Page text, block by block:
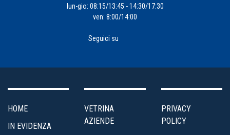
lun-gio: 08:15/13:45 - 14:30/17:30
ven: 8:00/14:00
Seguici su
HOME
IN EVIDENZA
VETRINA
AZIENDE
PRIVACY
POLICY